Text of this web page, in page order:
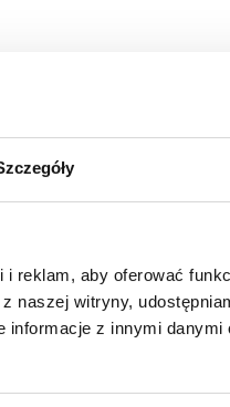
aby oferować
witryny,
z innymi
Dekada
handlowych sieci Dekada
obiektów handlowych